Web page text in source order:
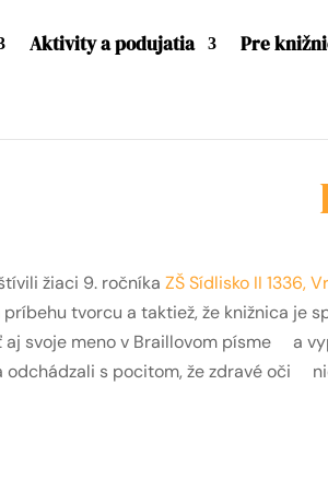
Aktivity a podujatia Pre
žiaci 9. ročníkaZŠ Sídlisko II 1336,
tvorcu a taktiež, že knižnica je
svoje meno v Braillovom písme
a
s pocitom, že zdravé oči